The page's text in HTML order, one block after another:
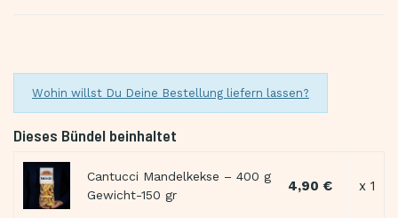
Wohin willst Du Deine Bestellung liefern lassen?
Dieses Bündel beinhaltet
Cantucci Mandelkekse – 400 g
Gewicht-150 gr
4,90 € x 1